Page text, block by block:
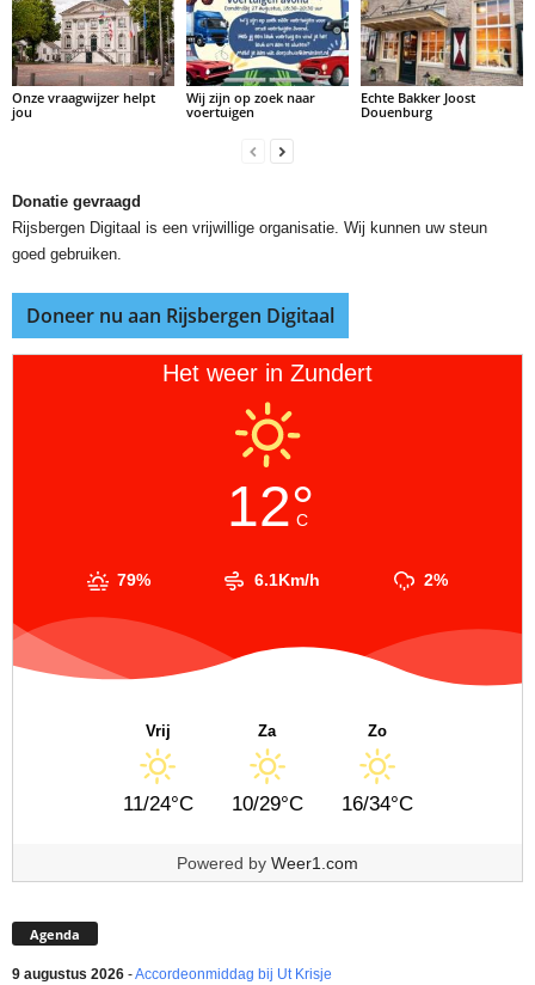
Onze vraagwijzer helpt
jou
Wij zijn op zoek naar
voertuigen
Echte Bakker Joost
Douenburg
Donatie gevraagd
Rijsbergen Digitaal is een vrijwillige organisatie. Wij kunnen uw steun
goed gebruiken.
Doneer nu aan Rijsbergen Digitaal
Het weer in Zundert
12°
C
79% 6.1Km/h 2%
Vrij
11/24°C
Za
10/29°C
Zo
16/34°C
Powered by Weer1.com
Agenda
9 augustus 2026 -Accordeonmiddag bij Ut Krisje